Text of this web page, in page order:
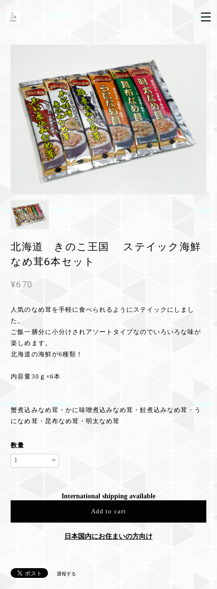
北海道 きのこ王国 ステイック海鮮
なめ茸6本セット
¥670
人気のなめ茸を手軽に食べられるようにステイックにしまし
た。
ご飯一膳分に小分けされアソートタイプなのでいろいろな味が
楽しめます。
北海道の海鮮が6種類！
内容量30ｇ×6本
蟹煮込みなめ茸・かに味噌煮込みなめ茸・鮭煮込みなめ茸・う
になめ茸・昆布なめ茸・明太なめ茸
数量
International shipping available
Add to cart
日本国内にお住まいの方向け
通報する